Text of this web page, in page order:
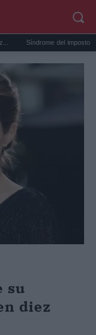
del impostor
su
diez